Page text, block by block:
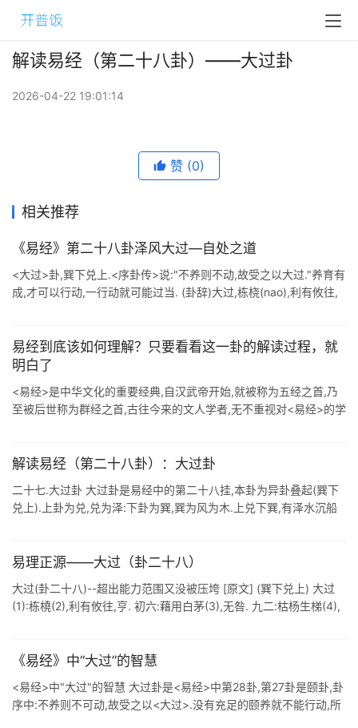
解读易经（第二十八卦）——大过卦
2026-04-22 19:01:14
赞 (0)
相关推荐
《易经》第二十八卦泽风大过—自处之道
<大过>卦,巽下兑上.<序卦传>说:"不养则不动,故受之以大过."养育有
成,才可以行动,一行动就可能过当. (卦辞)大过,栋桡(nao),利有攸往,
易经到底该如何理解？只要看看这一卦的解读过程，就
明白了
<易经>是中华文化的重要经典,自汉武帝开始,就被称为五经之首,乃
至被后世称为群经之首,古往今来的文人学者,无不重视对<易经>的学
解读易经（第二十八卦）：大过卦
二十七.大过卦 大过卦是易经中的第二十八挂,本卦为异卦叠起(巽下
兑上).上卦为兑,兑为泽:下卦为巽,巽为风为木.上兑下巽,有泽水沉船
易理正源——大过（卦二十八）
大过(卦二十八)--超出能力范围又没被压垮 [原文] (巽下兑上) 大过
(1):栋橈(2),利有攸往,亨. 初六:藉用白茅(3),无咎. 九二:枯杨生梯(4),
《易经》中“大过”的智慧
<易经>中"大过"的智慧 大过卦是<易经>中第28卦,第27卦是颐卦,卦
序中:不养则不可动,故受之以<大过>.没有充足的颐养就不能行动,所